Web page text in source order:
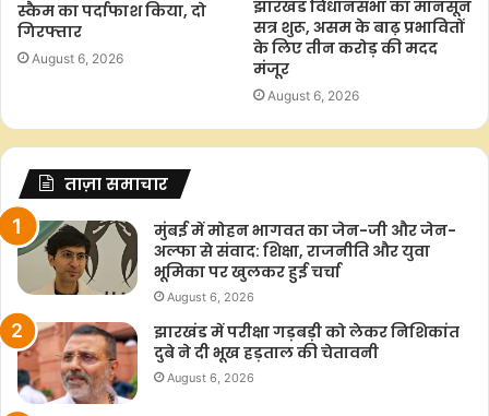
स्कैम का पर्दाफाश किया, दो
गिरफ्तार
August 6, 2026
झारखंड विधानसभा का मानसून
सत्र शुरू, असम के बाढ़ प्रभावितों
के लिए तीन करोड़ की मदद
मंजूर
August 6, 2026
ताज़ा समाचार
मुंबई में मोहन भागवत का जेन-जी और जेन-
अल्फा से संवाद: शिक्षा, राजनीति और युवा
भूमिका पर खुलकर हुई चर्चा
August 6, 2026
झारखंड में परीक्षा गड़बड़ी को लेकर निशिकांत
दुबे ने दी भूख हड़ताल की चेतावनी
August 6, 2026